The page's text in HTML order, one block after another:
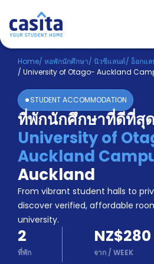
Home TH NZD
เข้าสู่
ระบบ
Booking
Accommodation
About
us
Blog
Refer
And
Earn
Become
A
Partner
Help
and
Phone
Home/ หอพักนักศึกษา/ นิวซีแลนด์/ อ็อกแ
/ University of Otago- Auckland
STUDENT ACCOMMODATION
ที่พักนักศึกษาที่ดีที่สุ
University of
Auckland
Auckland
From vibrant student halls to
discover verified, affordable
university.
2
ที่พัก
NZ$280
จาก/ WEEK